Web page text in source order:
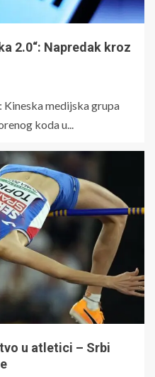
2.0“: Napredak kroz
Kineska medijska grupa
koda u...
u atletici – Srbi